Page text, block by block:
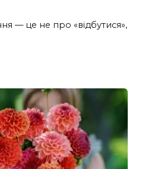
— це не про «відбутися»,